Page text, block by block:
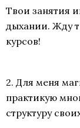
Твои занятия
дыхании. Жду
курсов!
2. Для меня
практикую
структуру